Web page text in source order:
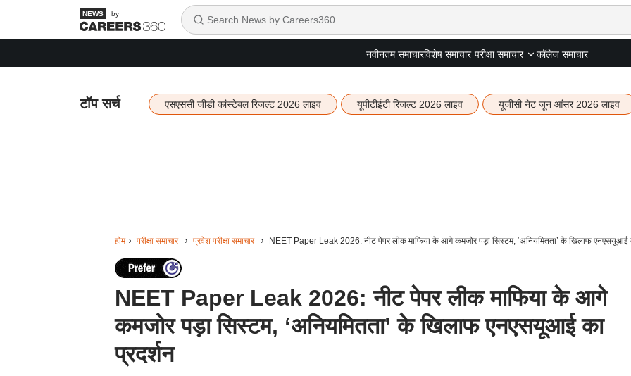
by
नवीनतम समाचारविशेष समाचार परीक्षा समाचार कॉलेज समाचार
टॉप सर्च एसएससी जीडी कांस्टेबल रिजल्ट 2026 लाइव यूपीटीईटी रिजल्ट 2026 लाइव यूजीसी नेट जून आंसर 2026 लाइव
होम परीक्षा समाचार प्रवेश परीक्षा समाचार NEET Paper Leak 2026: नीट पेपर लीक माफिया के आगे कमजोर पड़ा सिस्टम, ‘अनियमितता’ के खिलाफ एनएसयूआई
NEET Paper Leak 2026: नीट पेपर लीक माफिया के आगे
कमजोर पड़ा सिस्टम, ‘अनियमितता’ के खिलाफ एनएसयूआई का
प्रदर्शन